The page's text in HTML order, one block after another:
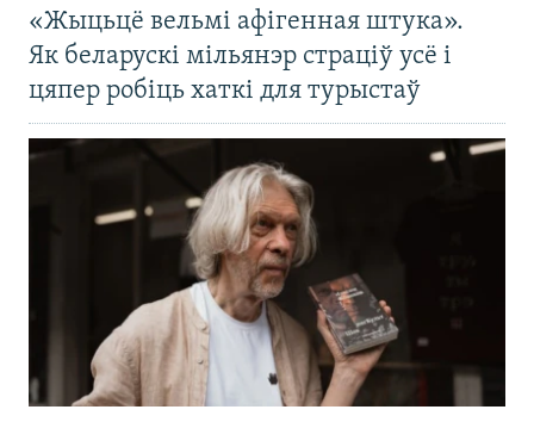
«Жыцьцё вельмі афігенная штука».
Як беларускі мільянэр страціў усё і
цяпер робіць хаткі для турыстаў